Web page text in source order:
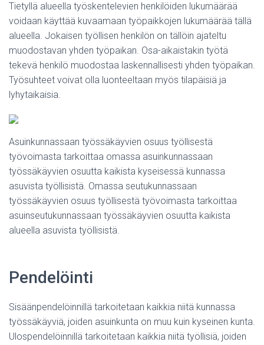
Tietyllä alueella työskentelevien henkilöiden lukumäärää
voidaan käyttää kuvaamaan työpaikkojen lukumäärää tällä
alueella. Jokaisen työllisen henkilön on tällöin ajateltu
muodostavan yhden työpaikan. Osa-aikaistakin työtä
tekevä henkilö muodostaa laskennallisesti yhden työpaikan.
Työsuhteet voivat olla luonteeltaan myös tilapäisiä ja
lyhytaikaisia.
Asuinkunnassaan työssäkäyvien osuus työllisestä
työvoimasta tarkoittaa omassa asuinkunnassaan
työssäkäyvien osuutta kaikista kyseisessä kunnassa
asuvista työllisistä. Omassa seutukunnassaan
työssäkäyvien osuus työllisestä työvoimasta tarkoittaa
asuinseutukunnassaan työssäkäyvien osuutta kaikista
alueella asuvista työllisistä.
Pendelöinti
Sisäänpendelöinnillä tarkoitetaan kaikkia niitä kunnassa
työssäkäyviä, joiden asuinkunta on muu kuin kyseinen kunta.
Ulospendelöinnillä tarkoitetaan kaikkia niitä työllisiä, joiden